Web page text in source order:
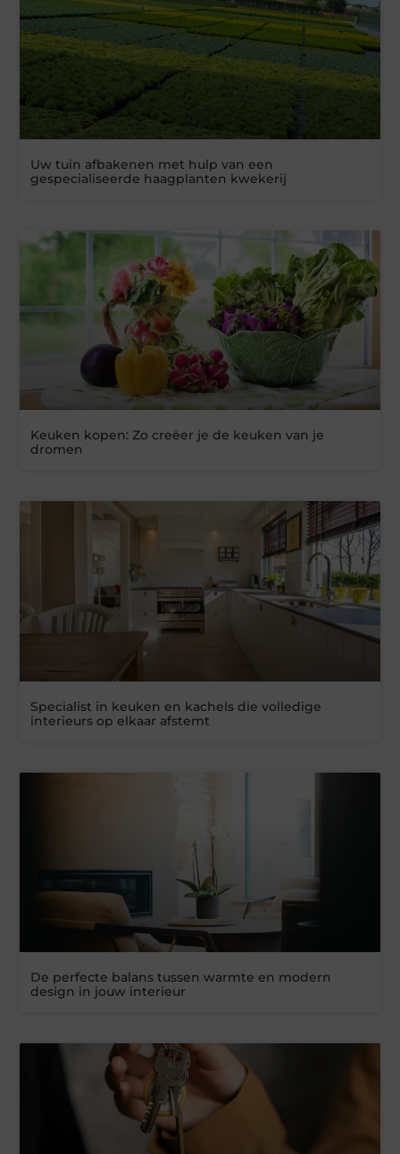
Uw tuin afbakenen met hulp van een
gespecialiseerde haagplanten kwekerij
Keuken kopen: Zo creëer je de keuken van je
dromen
Specialist in keuken en kachels die volledige
interieurs op elkaar afstemt
De perfecte balans tussen warmte en modern
design in jouw interieur